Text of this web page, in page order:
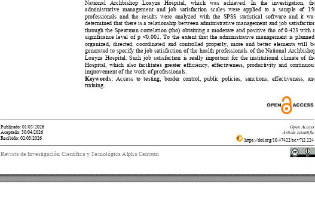
Revista de Investigación Científica y Tecnológica Alpha Centauri
National Archbishop Loayza Hospital, which was achieved. In the investigation,
the
administrative management and job satisfaction scales were applied to a sample of 150
professionals and the results were analyzed with the SPSS statistical software and it was
determined that there is a relationship between administrative management and job satisfaction
through the Spearman correlation (rho) obtaining a moderate and positive rho of 0.423 with a
significance level of p <0.001. To the extent that the administrative management is planned,
organized, directed, coordinated and controlled properly, more and better elements will be
generated to specify the job satisfaction of the health professionals of the National Archbishop
Loayza Hospital. Such job satisfaction is really important for the institutional climate of the
Hospital, which also facilitates greater efficiency, effectiveness, productivity and continuous
improvement of the work of professionals.
Keywords: Access to testing, border control, public policies, sanctions, effectiveness, and
training.
Publicado: 01/05/2026
Aceptado: 30/04/2026
Recibido: 02/03/2026
Open Access
Article scientific
https://doi.org/10.47422/ac.v7i2.224